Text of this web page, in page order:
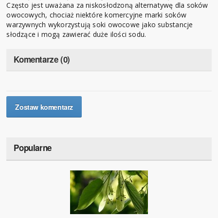
Często jest uważana za niskosłodzoną alternatywę dla soków
owocowych, chociaż niektóre komercyjne marki soków
warzywnych wykorzystują soki owocowe jako substancje
słodzące i mogą zawierać duże ilości sodu.
Komentarze (0)
Zostaw komentarz
Popularne